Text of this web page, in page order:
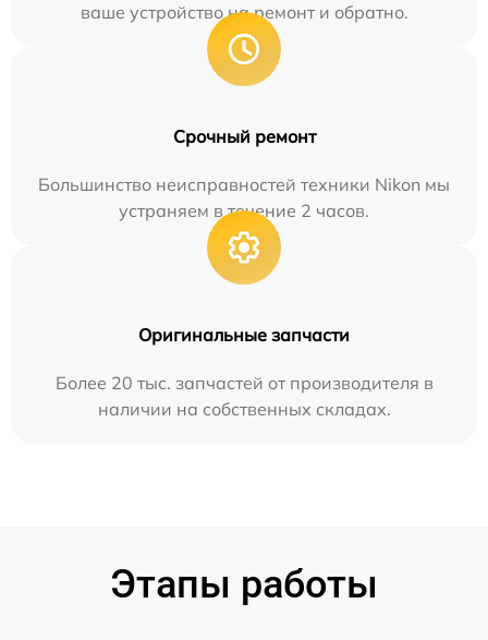
ваше устройство на ремонт и обратно.
Срочный ремонт
Большинство неисправностей техники Nikon мы
устраняем в течение 2 часов.
Оригинальные запчасти
Более 20 тыс. запчастей от производителя в
наличии на собственных складах.
Этапы работы